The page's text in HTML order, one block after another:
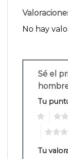
No hay
Sé el
Tu
Tu